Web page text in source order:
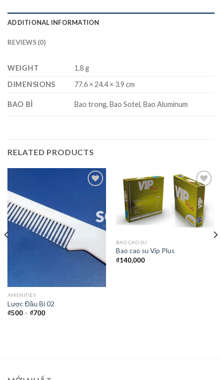
ADDITIONAL INFORMATION
REVIEWS (0)
WEIGHT
1.8 g
DIMENSIONS
77.6 × 24.4 × 3.9 cm
BAO BÌ Bao trong, Bao Sotel, Bao Aluminum
RELATED PRODUCTS
thích
AMENITIES
Lược Đầu Bi 02
₫500– ₫700
Thêm
vào
yêu
thích
BAO CAO SU
Bao cao su Vip Plus
₫140,000